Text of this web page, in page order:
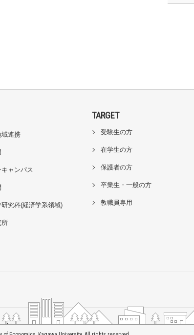
域連携
ャンパス
究科(経済学系領域)
所
TARGET
受験生の方
在学生の方
保護者の方
卒業生・一般の方
教職員専用
of Economics, Kagawa University. All rights reserved.